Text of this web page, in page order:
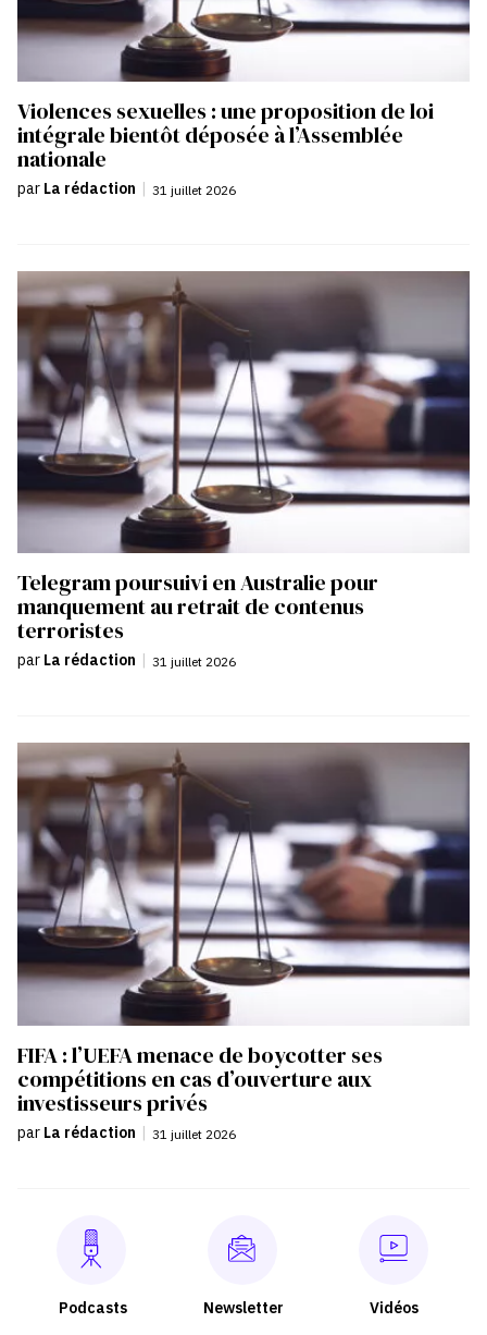
Violences sexuelles : une proposition de loi
intégrale bientôt déposée à l’Assemblée
nationale
par La rédaction | 31 juillet 2026
Telegram poursuivi en Australie pour
manquement au retrait de contenus
terroristes
par La rédaction | 31 juillet 2026
FIFA : l’UEFA menace de boycotter ses
compétitions en cas d’ouverture aux
investisseurs privés
par La rédaction | 31 juillet 2026
Podcasts Newsletter Vidéos